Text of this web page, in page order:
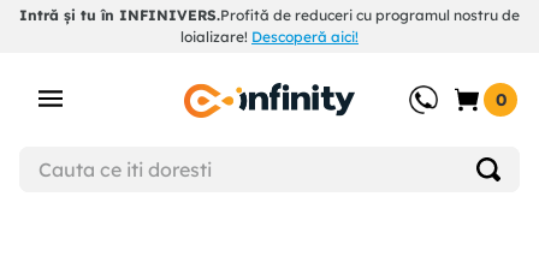
Intră și tu în INFINIVERS.Profită de reduceri cu programul nostru de
loializare! Descoperă aici!
0